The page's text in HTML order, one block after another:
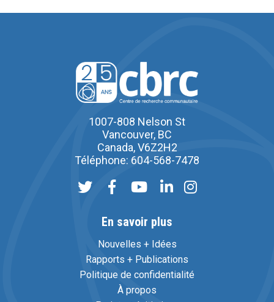
1007-808 Nelson St
Vancouver, BC
Canada, V6Z2H2
Téléphone: 604-568-7478
En savoir plus
Nouvelles + Idées
Rapports + Publications
Politique de confidentialité
À propos